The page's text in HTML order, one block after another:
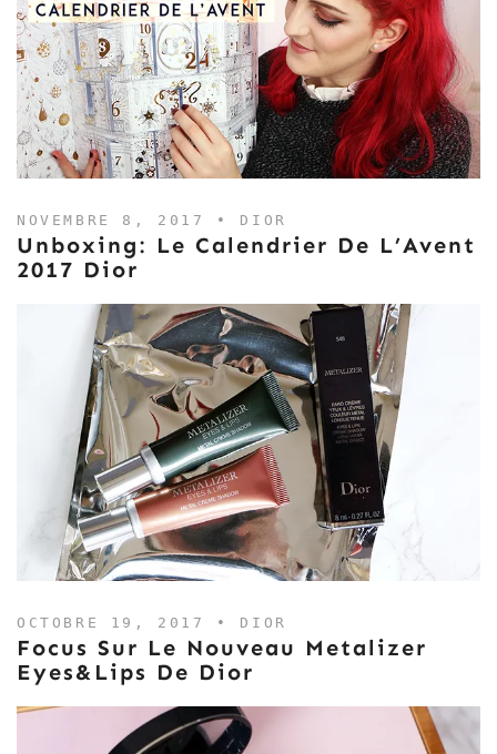
NOVEMBRE 8, 2017 • DIOR
Unboxing: Le Calendrier De L’Avent
2017 Dior
OCTOBRE 19, 2017 • DIOR
Focus Sur Le Nouveau Metalizer
Eyes&Lips De Dior